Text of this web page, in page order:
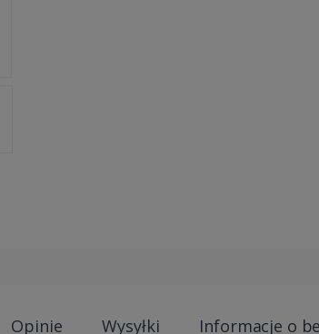
Opinie Wysyłki Informacje o